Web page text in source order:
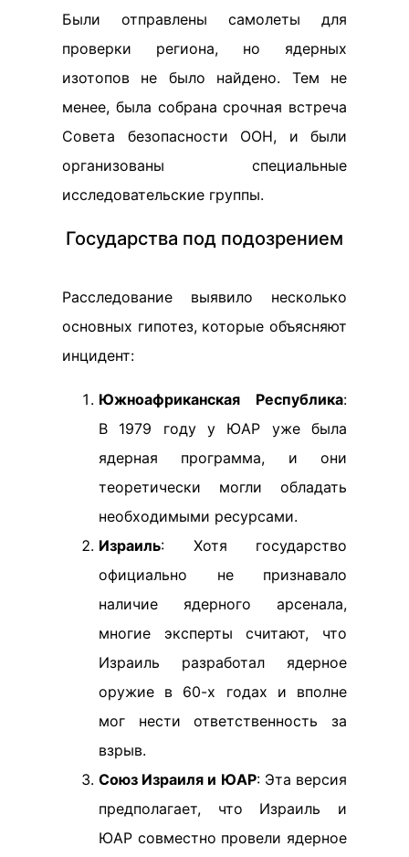
Были отправлены самолеты для
проверки региона, но ядерных
изотопов не было найдено. Тем не
менее, была собрана срочная встреча
Совета безопасности ООН, и были
организованы специальные
исследовательские группы.
Государства под подозрением
Расследование выявило несколько
основных гипотез, которые объясняют
инцидент:
Южноафриканская Республика:
В 1979 году у ЮАР уже была
ядерная программа, и они
теоретически могли обладать
необходимыми ресурсами.
Израиль: Хотя государство
официально не признавало
наличие ядерного арсенала,
многие эксперты считают, что
Израиль разработал ядерное
оружие в 60-х годах и вполне
мог нести ответственность за
взрыв.
Союз Израиля и ЮАР: Эта версия
предполагает, что Израиль и
ЮАР совместно провели ядерное